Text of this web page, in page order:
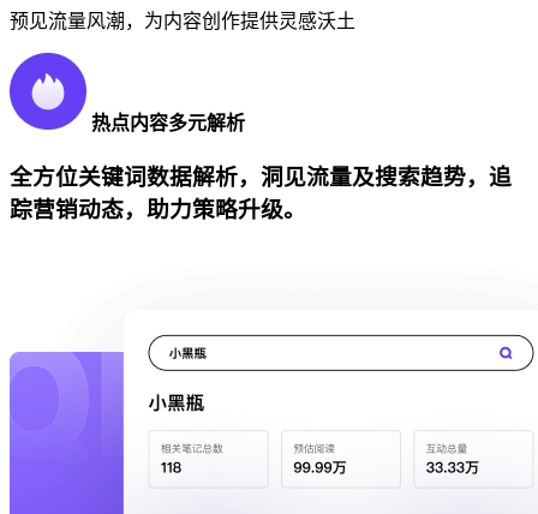
预见流量风潮，为内容创作提供灵感沃土
热点内容多元解析
全方位关键词数据解析，洞见流量及搜索趋势，追
踪营销动态，助力策略升级。